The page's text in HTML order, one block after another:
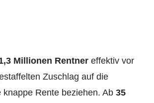
Millionen Rentner effektiv vor
Zuschlag auf die
Rente beziehen. Ab 35